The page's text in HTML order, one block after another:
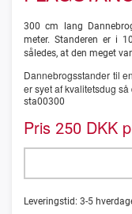
300 cm lang
meter. Standeren er i
således, at den meget
Dannebrogsstander til
er syet af kvalitetsdug
sta00300
Pris 250 DKK
Leveringstid: 3-5